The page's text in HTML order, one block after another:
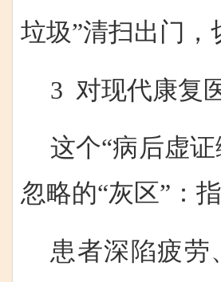
垃圾”清扫出门，
3 对现代康复
这个“病后虚
忽略的“灰区”：
患者深陷疲劳